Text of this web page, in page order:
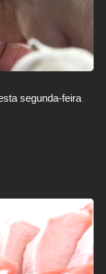
segunda-feira